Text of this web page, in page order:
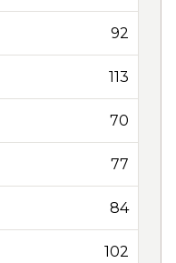
92
113
70
77
84
102